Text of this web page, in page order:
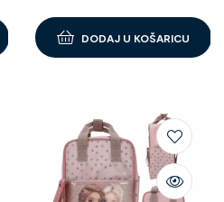
DODAJ U KOŠARICU